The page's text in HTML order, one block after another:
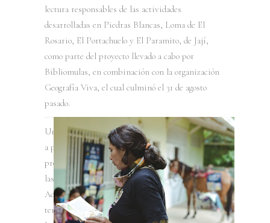
lectura responsables de las actividades
desarrolladas en Piedras Blancas, Loma de El
Rosario, El Portachuelo y El Paramito, de Jají,
como parte del proyecto llevado a cabo por
Bibliomulas, en combinación con la organización
Geografía Viva, el cual culminó el 31 de agosto
pasado.
Uno de los primeros logros que destacamos es que,
a pesar de los años que llevamos desarrollando
proyectos de este tipo, creemos que esta es una de
las oportunidades en que el objetivo de Lectura
Activa se ha logrado plenamente; es decir, hoy
tenemos un grupo de niños que, por medio de la